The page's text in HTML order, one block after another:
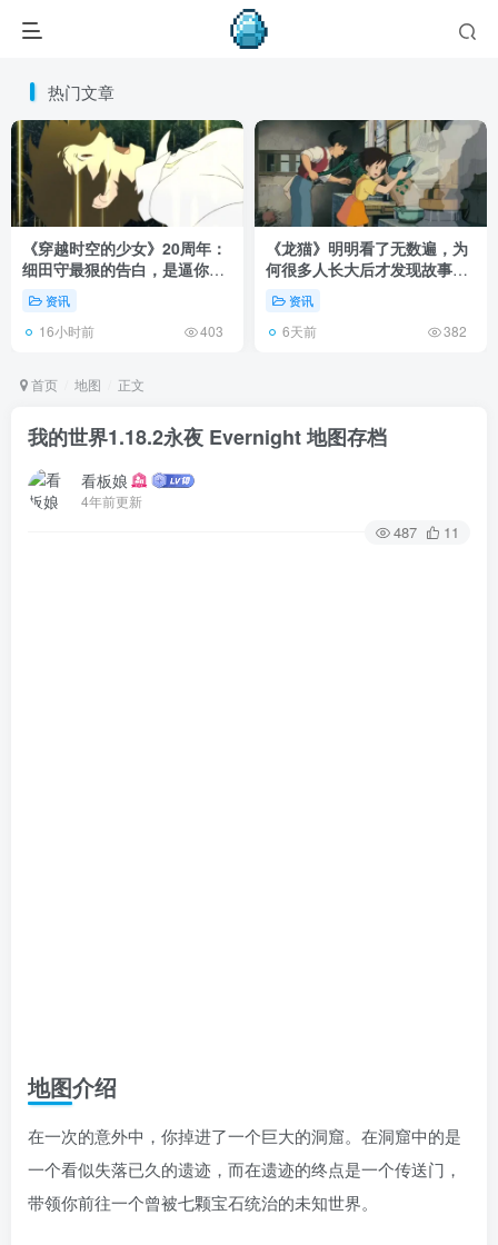
热门文章
《穿越时空的少女》20周年：
细田守最狠的告白，是逼你承
认有些夏天回不去了！
资讯
16小时前 403
《龙猫》明明看了无数遍，为
何很多人长大后才发现故事根
本不在 1988 年！
资讯
6天前 382
首页 地图 正文
我的世界1.18.2永夜 Evernight 地图存档
看板娘
4年前更新
487 11
地图介绍
在一次的意外中，你掉进了一个巨大的洞窟。在洞窟中的是
一个看似失落已久的遗迹，而在遗迹的终点是一个传送门，
带领你前往一个曾被七颗宝石统治的未知世界。